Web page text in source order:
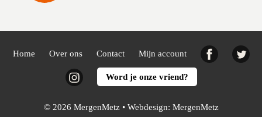
Home Over ons Contact Mijn account Facebook
InstagramWord je onze vriend?
© 2026 MergenMetz • Webdesign: MergenMetz